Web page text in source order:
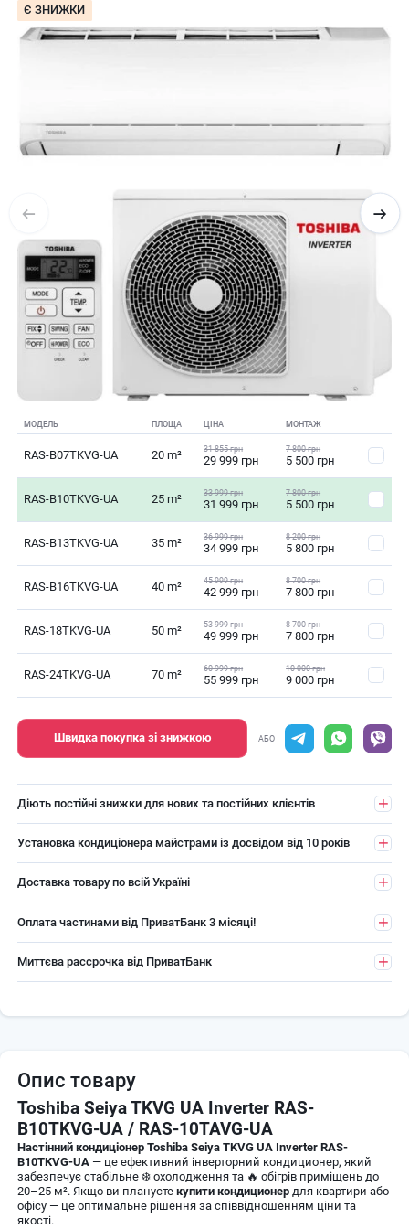
Є ЗНИЖКИ
МОДЕЛЬ ПЛОЩА ЦІНА МОНТАЖ
RAS-B07TKVG-UA 20 m² 31 855 грн
29 999 грн
7 800 грн
5 500 грн
RAS-B10TKVG-UA 25 m² 33 999 грн
31 999 грн
7 800 грн
5 500 грн
RAS-B13TKVG-UA 35 m² 36 999 грн
34 999 грн
8 200 грн
5 800 грн
RAS-B16TKVG-UA 40 m² 45 999 грн
42 999 грн
8 700 грн
7 800 грн
RAS-18TKVG-UA 50 m² 53 999 грн
49 999 грн
8 700 грн
7 800 грн
RAS-24TKVG-UA 70 m² 60 999 грн
55 999 грн
10 000 грн
9 000 грн
Швидка покупка зі знижкою АБО
Діють постійні знижки для нових та постійних клієнтів
Установка кондиціонера майстрами із досвідом від 10 років
Доставка товару по всій Україні
Оплата частинами від ПриватБанк 3 місяці!
Миттєва рассрочка від ПриватБанк
Опис товару
Toshiba Seiya TKVG UA Inverter RAS-
B10TKVG-UA / RAS-10TAVG-UA
Настінний кондиціонер Toshiba Seiya TKVG UA Inverter RAS-
B10TKVG-UA— це ефективний інверторний кондиционер, який
забезпечує стабільне ❄️ охолодження та 🔥 обігрів приміщень до
20–25 м². Якщо ви плануєте купити кондиционердля квартири або
офісу — це оптимальне рішення за співвідношенням ціни та
якості.